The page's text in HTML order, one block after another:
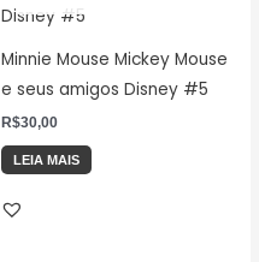
Minnie Mouse Mickey Mouse
e seus amigos Disney #5
R$30,00
LEIA MAIS